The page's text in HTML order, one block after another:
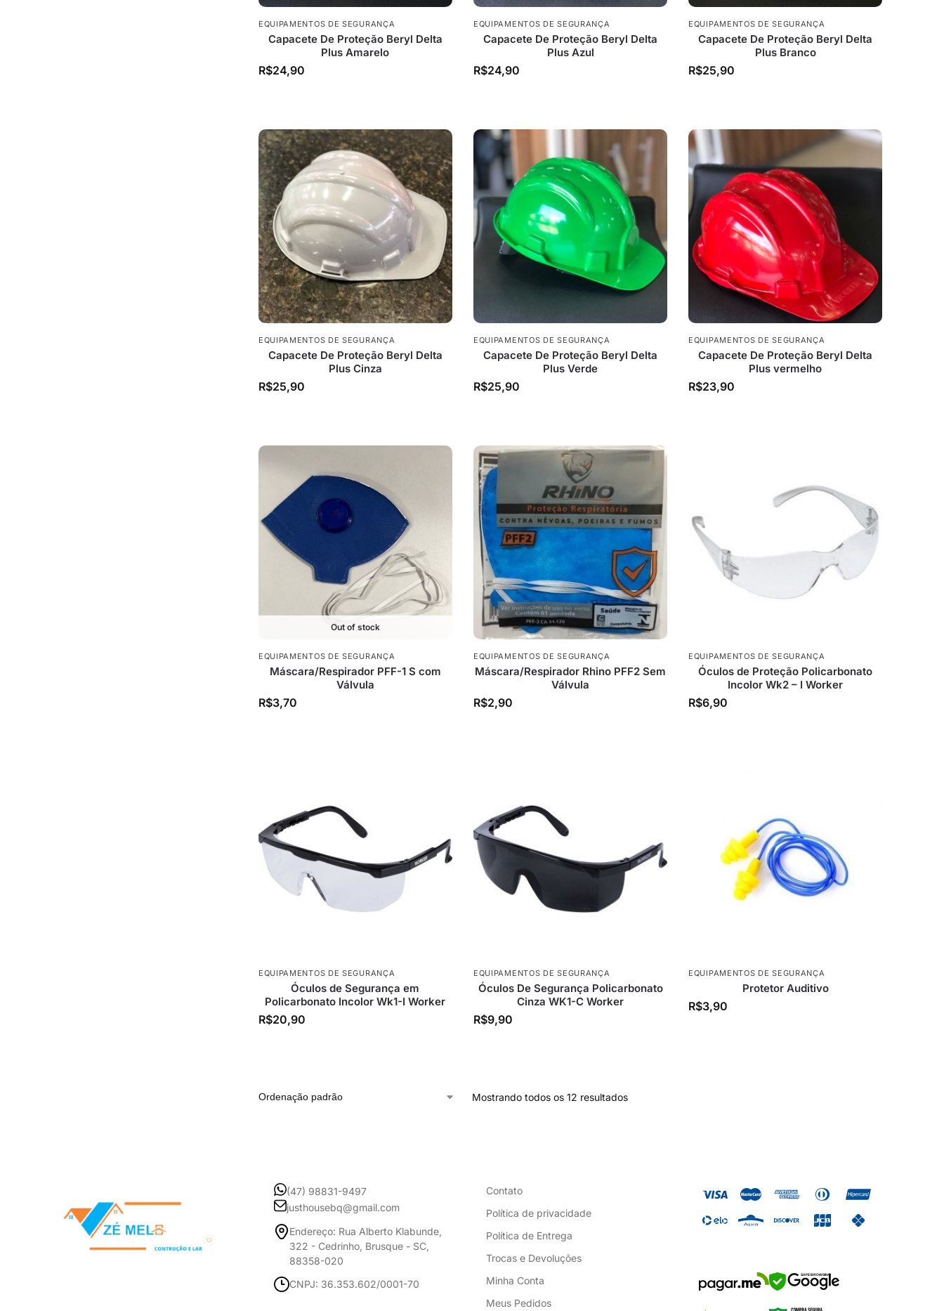
EQUIPAMENTOS DE SEGURANÇA
Capacete De Proteção Beryl Delta
Plus Amarelo
R$24,90
EQUIPAMENTOS DE SEGURANÇA
Capacete De Proteção Beryl Delta
Plus Azul
R$24,90
EQUIPAMENTOS DE SEGURANÇA
Capacete De Proteção Beryl Delta
Plus Branco
R$25,90
EQUIPAMENTOS DE SEGURANÇA
Capacete De Proteção Beryl Delta
Plus Cinza
R$25,90
EQUIPAMENTOS DE SEGURANÇA
Capacete De Proteção Beryl Delta
Plus Verde
R$25,90
EQUIPAMENTOS DE SEGURANÇA
Capacete De Proteção Beryl Delta
Plus vermelho
R$23,90
Out of stock
EQUIPAMENTOS DE SEGURANÇA
Máscara/Respirador PFF-1 S com
Válvula
R$3,70
EQUIPAMENTOS DE SEGURANÇA
Máscara/Respirador Rhino PFF2 Sem
Válvula
R$2,90
EQUIPAMENTOS DE SEGURANÇA
Óculos de Proteção Policarbonato
Incolor Wk2 – I Worker
R$6,90
EQUIPAMENTOS DE SEGURANÇA
Óculos de Segurança em
Policarbonato Incolor Wk1-I Worker
R$20,90
EQUIPAMENTOS DE SEGURANÇA
Óculos De Segurança Policarbonato
Cinza WK1-C Worker
R$9,90
EQUIPAMENTOS DE SEGURANÇA
Protetor Auditivo
R$3,90
Mostrando todos os 12 resultados
(47) 98831-9497
justhousebq@gmail.com
Endereço: Rua Alberto Klabunde,
322 - Cedrinho, Brusque - SC,
88358-020
CNPJ: 36.353.602/0001-70
Contato
Política de privacidade
Política de Entrega
Trocas e Devoluções
Minha Conta
Meus Pedidos
SAFE BROWSING